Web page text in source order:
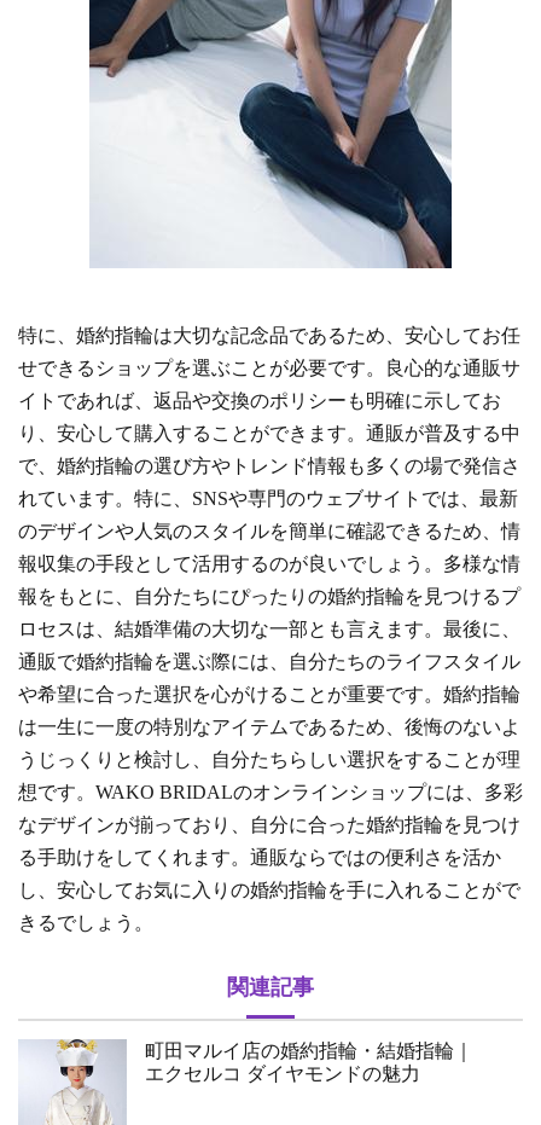
特に、婚約指輪は大切な記念品であるため、安心してお任
せできるショップを選ぶことが必要です。良心的な通販サ
イトであれば、返品や交換のポリシーも明確に示してお
り、安心して購入することができます。通販が普及する中
で、婚約指輪の選び方やトレンド情報も多くの場で発信さ
れています。特に、SNSや専門のウェブサイトでは、最新
のデザインや人気のスタイルを簡単に確認できるため、情
報収集の手段として活用するのが良いでしょう。多様な情
報をもとに、自分たちにぴったりの婚約指輪を見つけるプ
ロセスは、結婚準備の大切な一部とも言えます。最後に、
通販で婚約指輪を選ぶ際には、自分たちのライフスタイル
や希望に合った選択を心がけることが重要です。婚約指輪
は一生に一度の特別なアイテムであるため、後悔のないよ
うじっくりと検討し、自分たちらしい選択をすることが理
想です。WAKO BRIDALのオンラインショップには、多彩
なデザインが揃っており、自分に合った婚約指輪を見つけ
る手助けをしてくれます。通販ならではの便利さを活か
し、安心してお気に入りの婚約指輪を手に入れることがで
きるでしょう。
関連記事
町田マルイ店の婚約指輪・結婚指輪｜
エクセルコ ダイヤモンドの魅力